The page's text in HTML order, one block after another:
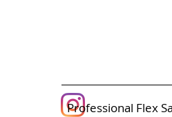
Professional Flex